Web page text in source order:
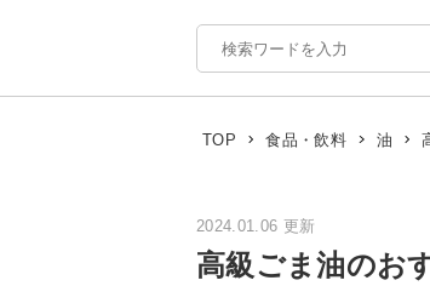
TOP 食品・飲料 油
2024.01.06 更新
高級ごま油のお